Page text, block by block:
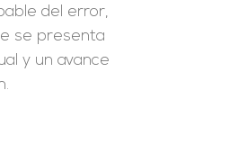
del error,
se presenta
y un avance